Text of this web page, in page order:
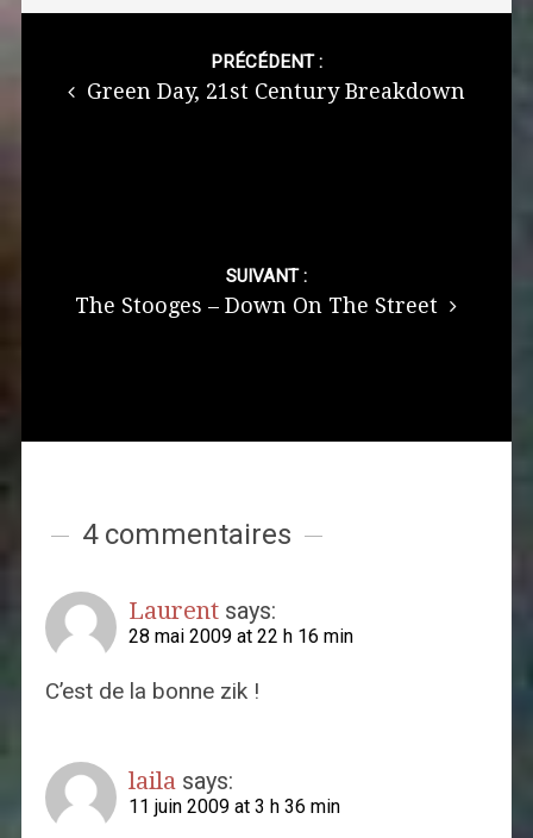
PRÉCÉDENT :
Green Day, 21st Century Breakdown
SUIVANT :
The Stooges – Down On The Street
4 commentaires
Laurent says:
28 mai 2009 at 22 h 16 min
C’est de la bonne zik !
laila says:
11 juin 2009 at 3 h 36 min